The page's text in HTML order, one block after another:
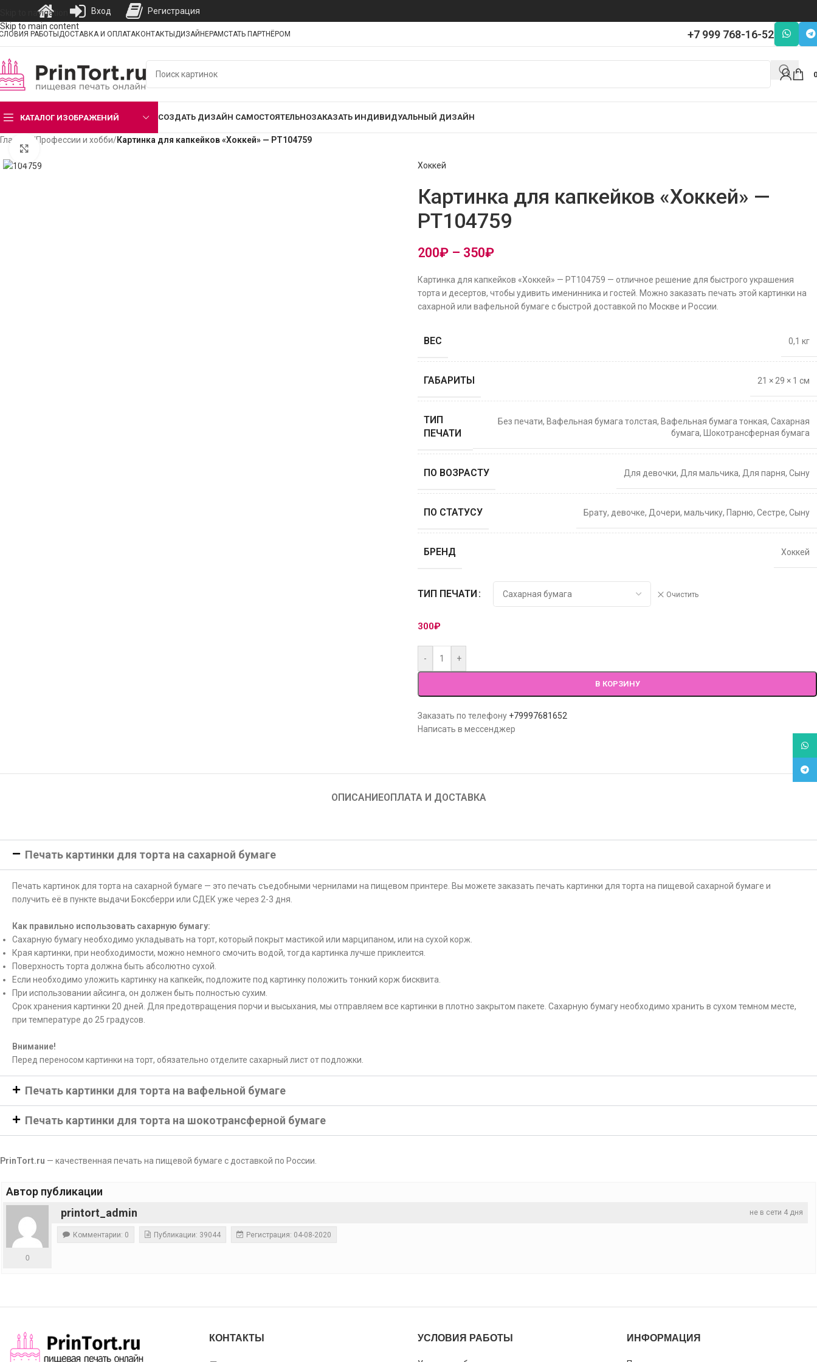
Skip to navigation
Skip to main content
РАБОТЫ ДОСТАВКА И ОПЛАТАКОНТАКТЫ ДИЗАЙНЕРАМСТАТЬ ПАРТНЁРОМ +7 999 768-16-52
0
КАТАЛОГ ИЗОБРАЖЕНИЙ СОЗДАТЬ ДИЗАЙН САМОСТОЯТЕЛЬНОЗАКАЗАТЬ ИНДИВИДУАЛЬНЫЙ ДИЗАЙН
Главная /Профессии и хобби/Картинка для капкейков «Хоккей» — PT104759
Хоккей
Картинка для капкейков «Хоккей» —
PT104759
200₽ – 350₽
Картинка для капкейков «Хоккей» — PT104759 — отличное решение для быстрого украшения
торта и десертов, чтобы удивить именинника и гостей. Можно заказать печать этой картинки на
сахарной или вафельной бумаге с быстрой доставкой по Москве и России.
ВЕС 0,1 кг
ГАБАРИТЫ 21 × 29 × 1 см
ТИП
ПЕЧАТИ
Без печати, Вафельная бумага толстая, Вафельная бумага тонкая, Сахарная
бумага, Шокотрансферная бумага
ПО ВОЗРАСТУ Для девочки, Для мальчика, Для парня, Сыну
ПО СТАТУСУ Брату, девочке, Дочери, мальчику, Парню, Сестре, Сыну
БРЕНД Хоккей
ТИП ПЕЧАТИ Очистить
300₽
- +
В КОРЗИНУ
Заказать по телефону +79997681652
Написать в мессенджер
ОПИСАНИЕОПЛАТА И ДОСТАВКА
Печать картинки для торта на сахарной бумаге
Печать картинок для торта на сахарной бумаге — это печать съедобными чернилами на пищевом принтере. Вы можете заказать печать картинки для торта на пищевой сахарной бумаге и
получить её в пункте выдачи Боксберри или СДЕК уже через 2-3 дня.
Как правильно использовать сахарную бумагу:
Сахарную бумагу необходимо укладывать на торт, который покрыт мастикой или марципаном, или на сухой корж.
Края картинки, при необходимости, можно немного смочить водой, тогда картинка лучше приклеится.
Поверхность торта должна быть абсолютно сухой.
Если необходимо уложить картинку на капкейк, подложите под картинку положить тонкий корж бисквита.
При использовании айсинга, он должен быть полностью сухим.
Срок хранения картинки 20 дней. Для предотвращения порчи и высыхания, мы отправляем все картинки в плотно закрытом пакете. Сахарную бумагу необходимо хранить в сухом темном месте,
при температуре до 25 градусов.
Внимание!
Перед переносом картинки на торт, обязательно отделите сахарный лист от подложки.
Печать картинки для торта на вафельной бумаге
Печать картинки для торта на шокотрансферной бумаге
PrinTort.ru — качественная печать на пищевой бумаге с доставкой по России.
Автор публикации
не в сети 4 дня
printort_admin
0
Комментарии: 0 Публикации: 39044 Регистрация: 04-08-2020
КОНТАКТЫ УСЛОВИЯ РАБОТЫ ИНФОРМАЦИЯ
Вход Регистрация